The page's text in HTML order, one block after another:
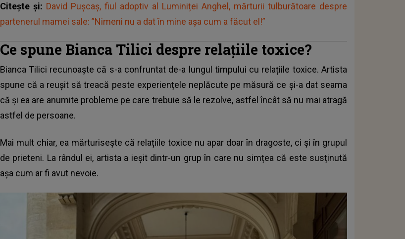
Citește și: David Pușcaș, fiul adoptiv al Luminiței Anghel, mărturii tulburătoare despre
partenerul mamei sale: ”Nimeni nu a dat în mine așa cum a făcut el!”
Ce spune Bianca Tilici despre relațiile toxice?
Bianca Tilici recunoaște că s-a confruntat de-a lungul timpului cu relațiile toxice. Artista
spune că a reușit să treacă peste experiențele neplăcute pe măsură ce și-a dat seama
că și ea are anumite probleme pe care trebuie să le rezolve, astfel încât să nu mai atragă
astfel de persoane.
Mai mult chiar, ea mărturisește că relațiile toxice nu apar doar în dragoste, ci și în grupul
de prieteni. La rândul ei, artista a ieșit dintr-un grup în care nu simțea că este susținută
așa cum ar fi avut nevoie.